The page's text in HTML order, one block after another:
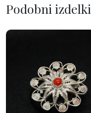
Podobni izdelki